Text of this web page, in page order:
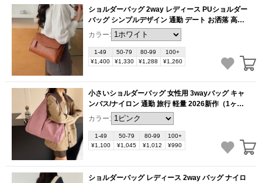
ショルダーバッグ 2way レディース PUショルダー
バッグ シンプルデザイン 通勤 デート お洒落 高級
感（1ヶ） (BB6012)
カラー:
1-49 50-79 80-99
100+
¥1,400
¥1,330 ¥1,288 ¥1,260
小さいショルダーバッグ 女性用 3wayバッグ キャ
ンバス/ナイロン 通勤 旅行 軽量 2026新作（1ヶ）
(BB6003)
カラー:
1-49 50-79 80-99
100+
¥1,100
¥1,045 ¥1,012 ¥990
ショルダーバッグ レディース 2way バッグ ナイロ